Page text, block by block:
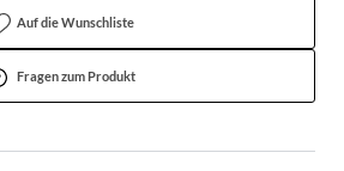
Auf die Wunschliste
Fragen zum Produkt